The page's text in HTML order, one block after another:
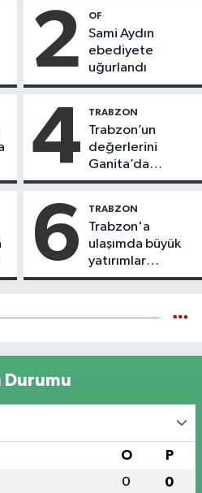
2 OF
Sami Aydın
ebediyete
uğurlandı
4 TRABZON
Trabzon’un
değerlerini
Ganita’da
yaşatıyoruz
6 TRABZON
Trabzon'a
ulaşımda büyük
yatırımlar
yapılıyor
Durumu
O P
0 0